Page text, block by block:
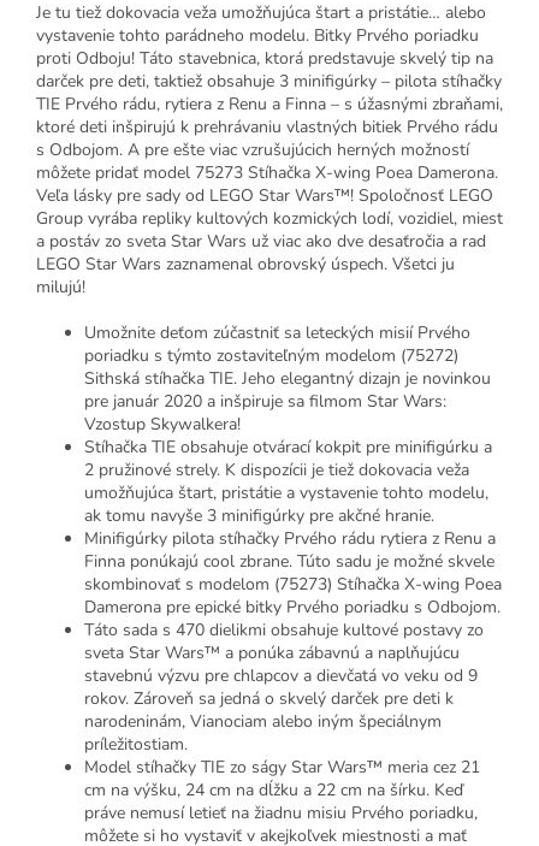
Je tu tiež dokovacia veža umožňujúca štart a pristátie… alebo
vystavenie tohto parádneho modelu. Bitky Prvého poriadku
proti Odboju! Táto stavebnica, ktorá predstavuje skvelý tip na
darček pre deti, taktiež obsahuje 3 minifigúrky – pilota stíhačky
TIE Prvého rádu, rytiera z Renu a Finna – s úžasnými zbraňami,
ktoré deti inšpirujú k prehrávaniu vlastných bitiek Prvého rádu
s Odbojom. A pre ešte viac vzrušujúcich herných možností
môžete pridať model 75273 Stíhačka X-wing Poea Damerona.
Veľa lásky pre sady od LEGO Star Wars™! Spoločnosť LEGO
Group vyrába repliky kultových kozmických lodí, vozidiel, miest
a postáv zo sveta Star Wars už viac ako dve desaťročia a rad
LEGO Star Wars zaznamenal obrovský úspech. Všetci ju
milujú!
Umožnite deťom zúčastniť sa leteckých misií Prvého
poriadku s týmto zostaviteľným modelom (75272)
Sithská stíhačka TIE. Jeho elegantný dizajn je novinkou
pre január 2020 a inšpiruje sa filmom Star Wars:
Vzostup Skywalkera!
Stíhačka TIE obsahuje otvárací kokpit pre minifigúrku a
2 pružinové strely. K dispozícii je tiež dokovacia veža
umožňujúca štart, pristátie a vystavenie tohto modelu,
ak tomu navyše 3 minifigúrky pre akčné hranie.
Minifigúrky pilota stíhačky Prvého rádu rytiera z Renu a
Finna ponúkajú cool zbrane. Túto sadu je možné skvele
skombinovať s modelom (75273) Stíhačka X-wing Poea
Damerona pre epické bitky Prvého poriadku s Odbojom.
Táto sada s 470 dielikmi obsahuje kultové postavy zo
sveta Star Wars™ a ponúka zábavnú a naplňujúcu
stavebnú výzvu pre chlapcov a dievčatá vo veku od 9
rokov. Zároveň sa jedná o skvelý darček pre deti k
narodeninám, Vianociam alebo iným špeciálnym
príležitostiam.
Model stíhačky TIE zo ságy Star Wars™ meria cez 21
cm na výšku, 24 cm na dĺžku a 22 cm na šírku. Keď
práve nemusí letieť na žiadnu misiu Prvého poriadku,
môžete si ho vystaviť v akejkoľvek miestnosti a mať